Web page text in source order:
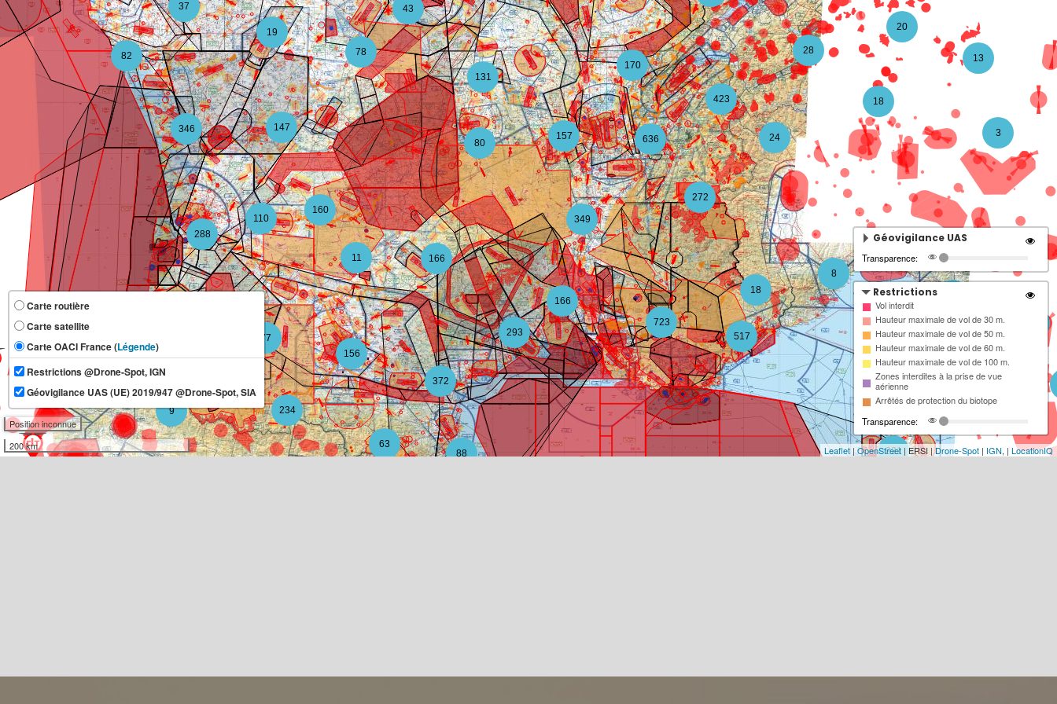
166
293
372
147
221
346
160
517
723
288
110
131
77
156
272
234
349
636
166
43
78
170
63
80
82 13
3
20
18
8
24
18
423
157
28
37
88
9
11
19
Carte routière
Carte satellite
Carte OACI France (Légende)
Restrictions @Drone-Spot, IGN
Géovigilance UAS (UE) 2019/947 @Drone-Spot, SIA
Position inconnue
200 km
Géovigilance UAS
Transparence:
Restrictions
Vol interdit
Hauteur maximale de vol de 30 m.
Hauteur maximale de vol de 50 m.
Hauteur maximale de vol de 60 m.
Hauteur maximale de vol de 100 m.
Zones interdites à la prise de vue
aérienne
Arrêtés de protection du biotope
Transparence:
Leaflet | OpenStreet | ERSI | Drone-Spot | IGN, | LocationIQ